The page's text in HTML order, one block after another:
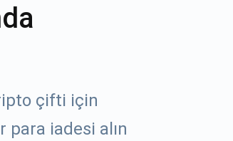
çifti için
para iadesi alın